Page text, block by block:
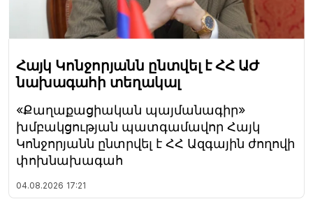
Հայկ Կոնջորյանն ընտվել է ՀՀ ԱԺ
նախագահի տեղակալ
«Քաղաքացիական պայմանագիր»
խմբակցության պատգամավոր Հայկ
Կոնջորյանն ընտրվել է ՀՀ Ազգային ժողովի
փոխնախագահ
04.08.2026 17:21